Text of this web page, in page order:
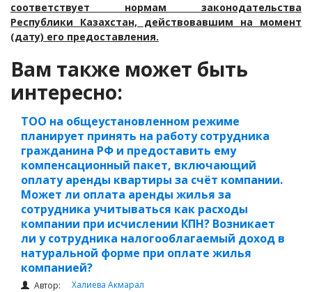
соответствует нормам законодательства
Республики Казахстан, действовавшим на момент
(дату) его предоставления.
Вам также может быть
интересно:
ТОО на общеустановленном режиме
планирует принять на работу сотрудника
гражданина РФ и предоставить ему
компенсационный пакет, включающий
оплату аренды квартиры за счёт компании.
Может ли оплата аренды жилья за
сотрудника учитываться как расходы
компании при исчислении КПН? Возникает
ли у сотрудника налогооблагаемый доход в
натуральной форме при оплате жилья
компанией?
Автор:
Халиева Акмарал